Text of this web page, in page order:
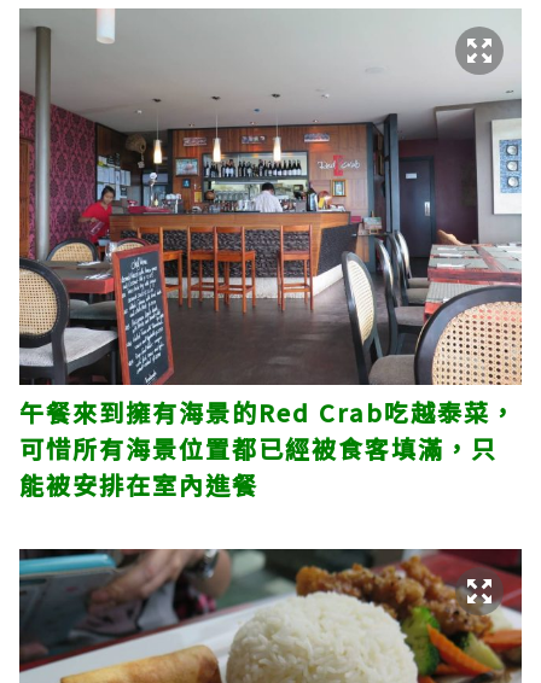
午餐來到擁有海景的Red Crab吃越泰菜，
可惜所有海景位置都已經被食客填滿，只
能被安排在室內進餐